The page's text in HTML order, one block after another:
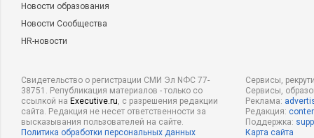
Новости образования
Новости Сообщества
HR-новости
Свидетельство о регистрации СМИ Эл NФС 77-
38751. Републикация материалов - только со
ссылкой на Executive.ru, с разрешения редакции
сайта. Редакция не несет ответственности за
высказывания пользователей на сайте.
Политика обработки персональных данных
Сервисы,
Сервисы,
Реклама:
Редакция:
Поддержка:
Карта сайта